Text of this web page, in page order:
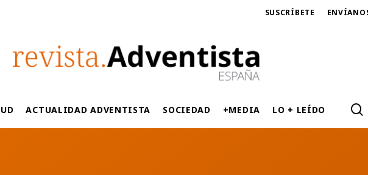
SUSCRÍBETE
ACTUALIDAD ADVENTISTA SOCIEDAD +MEDIA LO + LEÍDO